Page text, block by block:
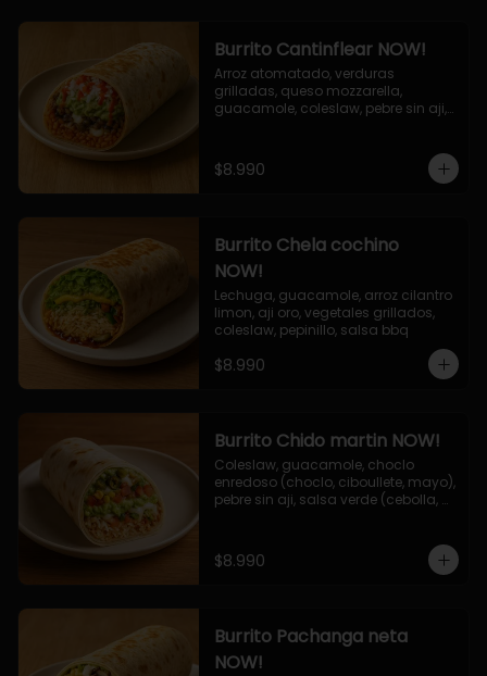
Burrito Cantinflear NOW!
Arroz atomatado, verduras
grilladas, queso mozzarella,
guacamole, coleslaw, pebre sin aji,
$8.990
Burrito Chela cochino
NOW!
Lechuga, guacamole, arroz cilantro
limon, aji oro, vegetales grillados,
coleslaw, pepinillo, salsa bbq
$8.990
Burrito Chido martin NOW!
Coleslaw, guacamole, choclo
enredoso (choclo, ciboullete, mayo),
pebre sin aji, salsa verde (cebolla,
$8.990
Burrito Pachanga neta
NOW!